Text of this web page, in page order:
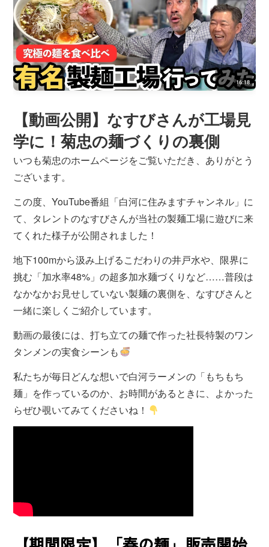
【動画公開】なすびさんが工場見
学に！菊忠の麺づくりの裏側
いつも菊忠のホームページをご覧いただき、ありがとう
ございます。
この度、YouTube番組「白河に住みますチャンネル」に
て、タレントのなすびさんが当社の製麺工場に遊びに来
てくれた様子が公開されました！
地下100mから汲み上げるこだわりの井戸水や、限界に
挑む「加水率48%」の超多加水麺づくりなど……普段は
なかなかお見せしていない製麺の裏側を、なすびさんと
一緒に楽しくご紹介しています。
動画の最後には、打ち立ての麺で作った社長特製のワン
タンメンの実食シーンも
私たちが毎日どんな想いで白河ラーメンの「もちもち
麺」を作っているのか、お時間があるときに、よかった
らぜひ覗いてみてくださいね！